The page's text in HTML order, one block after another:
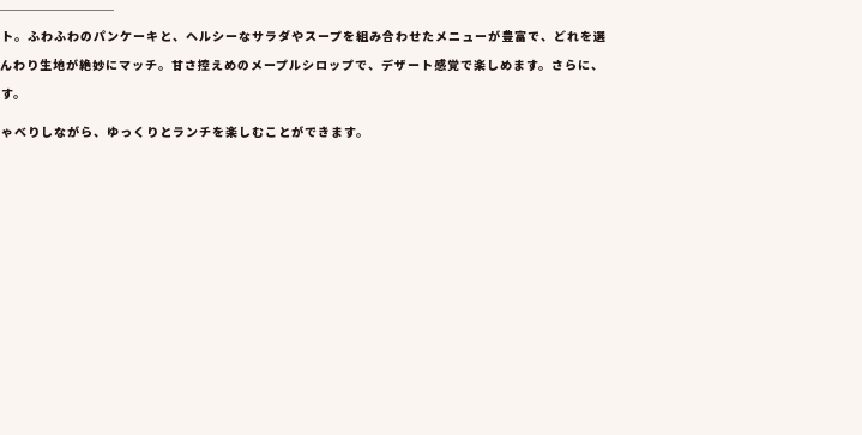
ふわふわのパンケーキと、ヘルシーなサラダやスープを組み合わせたメニューが豊富で、どれを選
り生地が絶妙にマッチ。甘さ控えめのメープルシロップで、デザート感覚で楽しめます。さらに、
。
りしながら、ゆっくりとランチを楽しむことができます。